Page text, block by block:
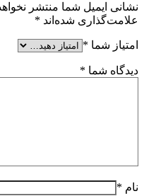
نشانی ایمیل شما منتشر
علامت‌گذاری شده‌اند *
امتیاز شما *
دیدگاه شما *
نام *